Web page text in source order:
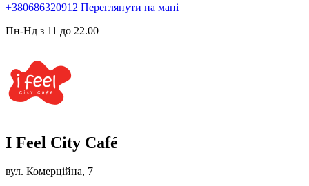
+380686320912 Переглянути на мапі
Пн-Нд з 11 до 22.00
I Feel City Café
вул. Комерційна, 7